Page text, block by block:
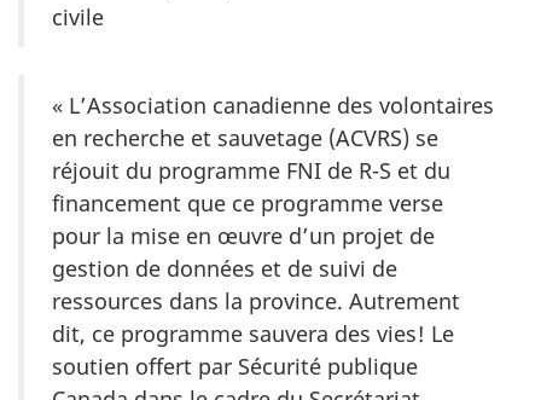
civile
« L’Association canadienne des volontaires
en recherche et sauvetage (ACVRS) se
réjouit du programme FNI de R-S et du
financement que ce programme verse
pour la mise en œuvre d’un projet de
gestion de données et de suivi de
ressources dans la province. Autrement
dit, ce programme sauvera des vies! Le
soutien offert par Sécurité publique